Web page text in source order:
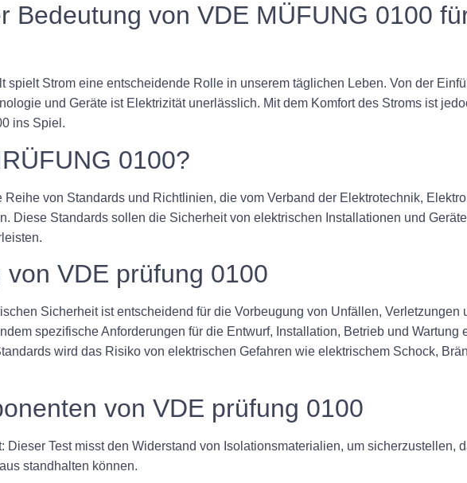
Bedeutung von VDE MÜFUNG 0100
spielt Strom eine entscheidende Rolle in unserem täglichen Leben. Von der
und Geräte ist Elektrizität unerlässlich. Mit dem Komfort des Stroms ist
ins Spiel.
0100?
von Standards und Richtlinien, die vom Verband der Elektrotechnik,
Diese Standards sollen die Sicherheit von elektrischen Installationen und
von VDE prüfung 0100
Sicherheit ist entscheidend für die Vorbeugung von Unfällen, Verletzungen
spezifische Anforderungen für die Entwurf, Installation, Betrieb und Wartung
wird das Risiko von elektrischen Gefahren wie elektrischem Schock,
von VDE prüfung 0100
Dieser Test misst den Widerstand von Isolationsmaterialien, um sicherzustellen,
standhalten können.